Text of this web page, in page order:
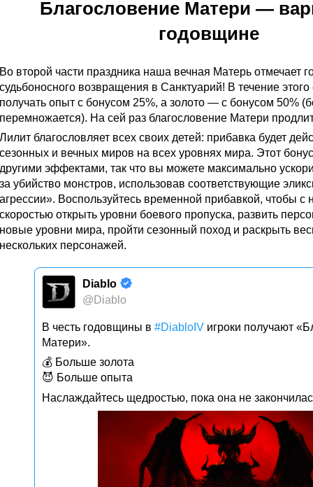
Благословение Матери —
годовщине
Во второй части праздника наша вечная Матерь отмечает
судьбоносного возвращения в Санктуарий! В течение
получать опыт с бонусом 25%, а золото — с бонусом 50%
перемножается). На сей раз благословение Матери
Лилит благословляет всех своих детей: прибавка будет
сезонных и вечных миров на всех уровнях мира. Этот
другими эффектами, так что вы можете максимально
за убийство монстров, использовав соответствующие
агрессии». Воспользуйтесь временной прибавкой, чтобы с
скоростью открыть уровни боевого пропуска, развить
новые уровни мира, пройти сезонный поход и раскрыть
нескольких персонажей.
Diablo
@Diablo
В честь годовщины в #DiabloIV игроки получают
Матери».
💰 Больше золота
😈 Больше опыта
Наслаждайтесь щедростью, пока она не